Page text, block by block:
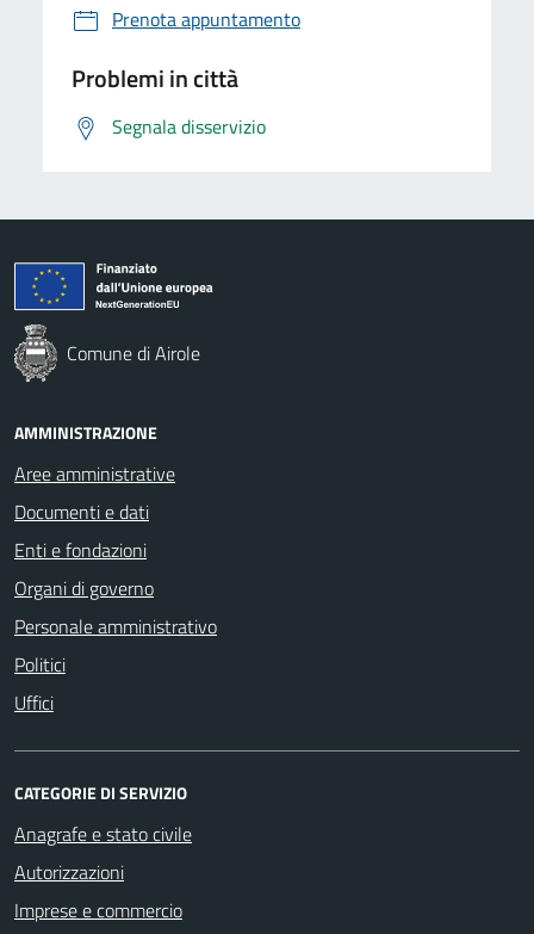
Prenota appuntamento
Problemi in città
Segnala disservizio
Comune di Airole
AMMINISTRAZIONE
Aree amministrative
Documenti e dati
Enti e fondazioni
Organi di governo
Personale amministrativo
Politici
Uffici
CATEGORIE DI SERVIZIO
Anagrafe e stato civile
Autorizzazioni
Imprese e commercio